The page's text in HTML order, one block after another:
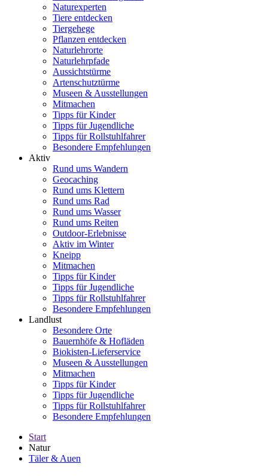
Naturexperten
Tiere entdecken
Tiergehege
Pflanzen entdecken
Naturlehrorte
Naturlehrpfade
Aussichtstürme
Artenschutztürme
Museen & Ausstellungen
Mitmachen
Tipps für Kinder
Tipps für Jugendliche
Tipps für Rollstuhlfahrer
Besondere Empfehlungen
Aktiv
Rund ums Wandern
Geocaching
Rund ums Klettern
Rund ums Rad
Rund ums Wasser
Rund ums Reiten
Outdoor-Erlebnisse
Aktiv im Winter
Kneipp
Mitmachen
Tipps für Kinder
Tipps für Jugendliche
Tipps für Rollstuhlfahrer
Besondere Empfehlungen
Landlust
Besondere Orte
Bauernhöfe & Hofläden
Biokisten-Lieferservice
Museen & Ausstellungen
Mitmachen
Tipps für Kinder
Tipps für Jugendliche
Tipps für Rollstuhlfahrer
Besondere Empfehlungen
Start
Natur
Täler & Auen